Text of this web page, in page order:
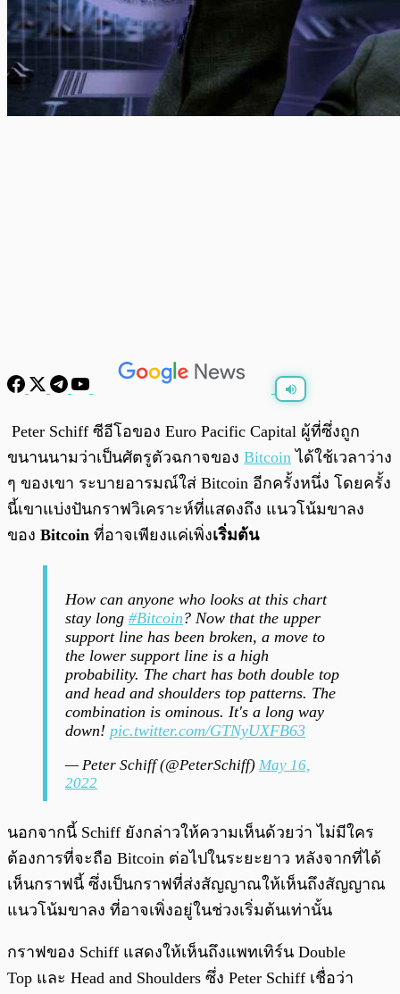
0:00 /
Peter Schiff ซีอีโอของ Euro Pacific Capital ผู้ที่ซึ่งถูก
ขนานนามว่าเป็นศัตรูตัวฉกาจของ Bitcoin ได้ใช้เวลาว่าง
ๆ ของเขา ระบายอารมณ์ใส่ Bitcoin อีกครั้งหนึ่ง โดยครั้ง
นี้เขาแบ่งปันกราฟวิเคราะห์ที่แสดงถึง แนวโน้มขาลง
ของ Bitcoin ที่อาจเพียงแค่เพิ่งเริ่มต้น
How can anyone who looks at this chart
stay long #Bitcoin? Now that the upper
support line has been broken, a move to
the lower support line is a high
probability. The chart has both double top
and head and shoulders top patterns. The
combination is ominous. It's a long way
down! pic.twitter.com/GTNyUXFB63
— Peter Schiff (@PeterSchiff) May 16,
2022
นอกจากนี้ Schiff ยังกล่าวให้ความเห็นด้วยว่า ไม่มีใคร
ต้องการที่จะถือ Bitcoin ต่อไปในระยะยาว หลังจากที่ได้
เห็นกราฟนี้ ซึ่งเป็นกราฟที่ส่งสัญญาณให้เห็นถึงสัญญาณ
แนวโน้มขาลง ที่อาจเพิ่งอยู่ในช่วงเริ่มต้นเท่านั้น
กราฟของ Schiff แสดงให้เห็นถึงแพทเทิร์น Double
Top และ Head and Shoulders ซึ่ง Peter Schiff เชื่อว่า